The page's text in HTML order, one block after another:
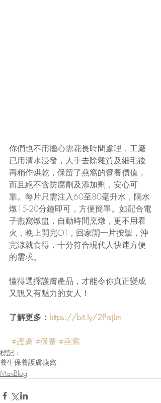
你們也不用擔心需花長時間處理，工廠
已用清水浸發，人手去除雜質及細毛後
再稍作烘乾，保留了燕窩的營養價值，
而且絕不含防腐劑及添加劑，安心可
靠。每片只需注入60至80毫升水，隔水
燉15-20分鐘即可，方便簡單。如配合電
子燕窩燉盅，自動時間烹燉，更不用看
火，晚上開完OT，回家開一片按掣，沖
完涼就食得，十分符合現代人快速方便
的需求。
懂得選擇護膚產品，才能令你真正變成
又靚又有魅力的女人！
了解更多： https://bit.ly/2PrsjLm
#護膚 #保養 #燕窩
標記：
養生保養護膚燕窩
MaxBlog